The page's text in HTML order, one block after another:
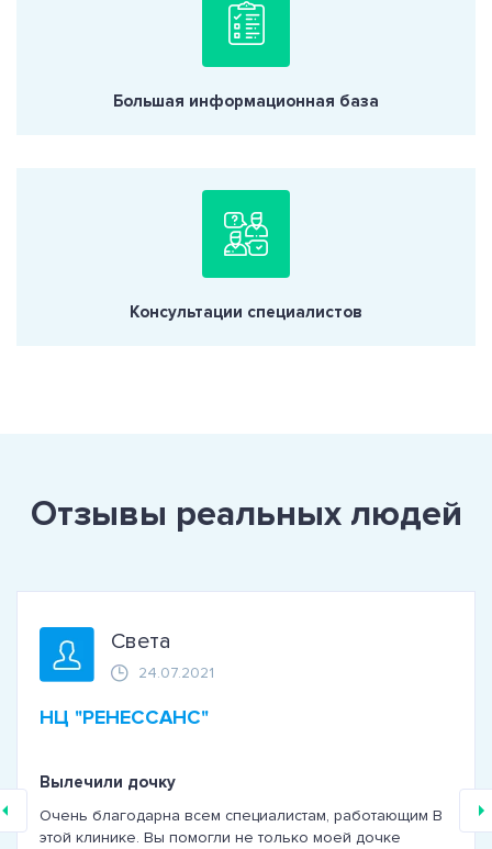
Большая информационная база
Консультации специалистов
Отзывы реальных людей
Света
24.07.2021
НЦ "РЕНЕССАНС"
Вылечили дочку
Очень благодарна всем специалистам, работающим В
этой клинике. Вы помогли не только моей дочке